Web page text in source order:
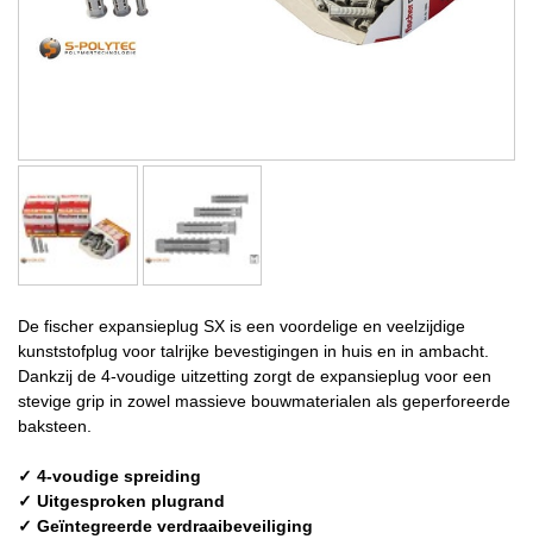
De fischer expansieplug SX is een voordelige en veelzijdige
kunststofplug voor talrijke bevestigingen in huis en in ambacht.
Dankzij de 4-voudige uitzetting zorgt de expansieplug voor een
stevige grip in zowel massieve bouwmaterialen als geperforeerde
baksteen.
✓ 4-voudige spreiding
✓ Uitgesproken plugrand
✓ Geïntegreerde verdraaibeveiliging